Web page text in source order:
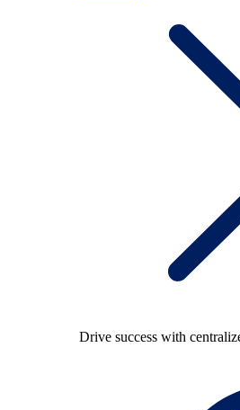
Drive success with